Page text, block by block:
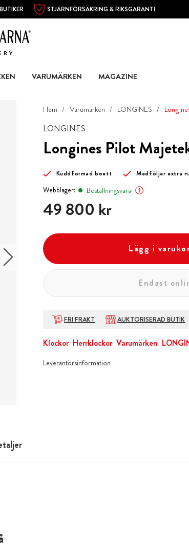
STJÄRNFÖRSÄKRING & RIKSGARANTI
VARUMÄRKEN MAGAZINE
Hem Varumärken LONGINES
LONGINES
Longines Pilot
Kuddformad boett Medföljer extra
Webblager: Beställningsvara
Pris:49 800 kr
49 800 kr
Lägg i
Endast
FRI FRAKT AUKTORISERAD BUTIK
Klockor Herrklockor Varumärken
Leverantörsinformation